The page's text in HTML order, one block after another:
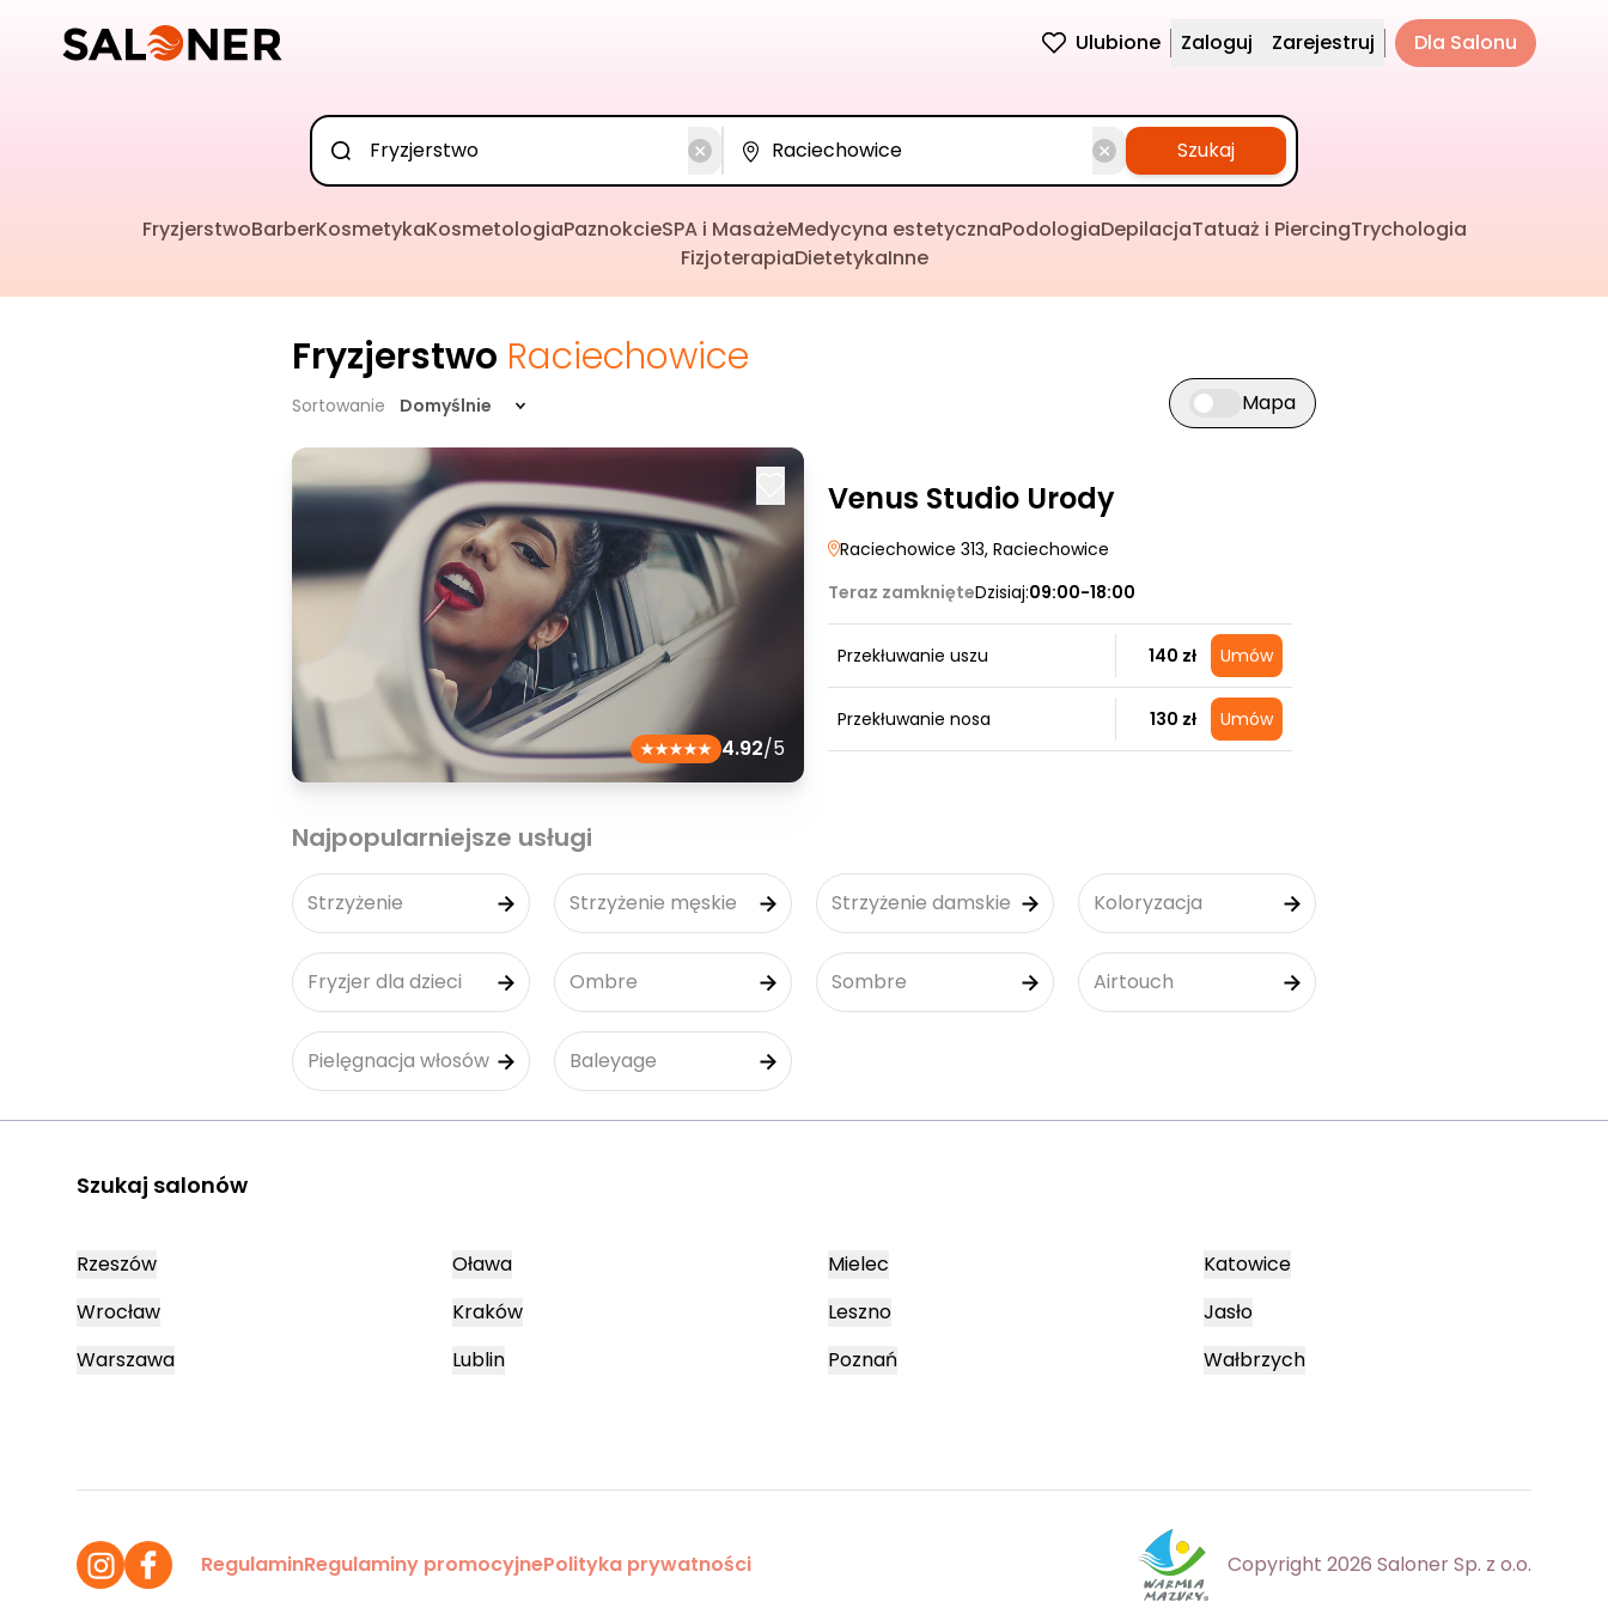
Ulubione Zaloguj Zarejestruj Dla Salonu
Szukaj
FryzjerstwoBarberKosmetykaKosmetologiaPaznokcieSPA i MasażeMedycyna estetycznaPodologiaDepilacjaTatuaż i PiercingTrychologia
FizjoterapiaDietetykaInne
Fryzjerstwo Raciechowice
Sortowanie Domyślnie Przełącz widok mapy
Mapa
4.92/5
Venus Studio Urody
Raciechowice 313, Raciechowice
Teraz zamknięteDzisiaj:09:00-18:00
Przekłuwanie uszu 140 zł Umów
Przekłuwanie nosa 130 zł Umów
Najpopularniejsze usługi
Strzyżenie Strzyżenie męskie Strzyżenie damskie Koloryzacja
Fryzjer dla dzieci Ombre Sombre Airtouch
Pielęgnacja włosów Baleyage
Szukaj salonów
Rzeszów
Wrocław
Warszawa
Oława
Kraków
Lublin
Mielec
Leszno
Poznań
Katowice
Jasło
Wałbrzych
RegulaminRegulaminy promocyjnePolityka prywatności Copyright 2026 Saloner Sp. z o.o.